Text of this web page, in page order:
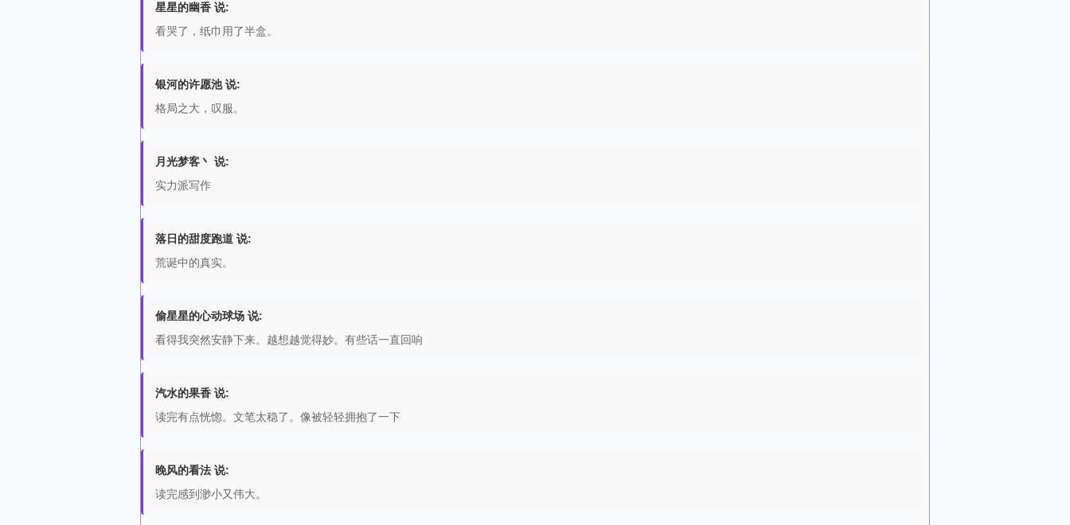
星星的幽香 说:
看哭了，纸巾用了半盒。
银河的许愿池 说:
格局之大，叹服。
月光梦客丶 说:
实力派写作
落日的甜度跑道 说:
荒诞中的真实。
偷星星的心动球场 说:
看得我突然安静下来。越想越觉得妙。有些话一直回响
汽水的果香 说:
读完有点恍惚。文笔太稳了。像被轻轻拥抱了一下
晚风的看法 说:
读完感到渺小又伟大。